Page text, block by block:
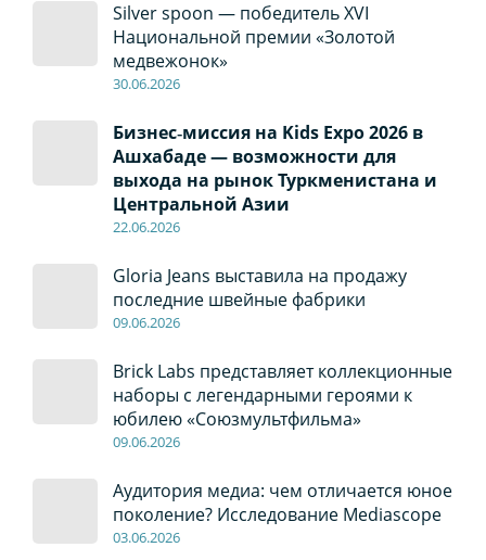
Silver spoon — победитель XVI
Национальной премии «Золотой
медвежонок»
30.06.2026
Бизнес‑миссия на Kids Expo 2026 в
Ашхабаде — возможности для
выхода на рынок Туркменистана и
Центральной Азии
22.06.2026
Gloria Jeans выставила на продажу
последние швейные фабрики
09.06.2026
Brick Labs представляет коллекционные
наборы с легендарными героями к
юбилею «Союзмультфильма»
09.06.2026
Аудитория медиа: чем отличается юное
поколение? Исследование Mediascope
03.06.2026